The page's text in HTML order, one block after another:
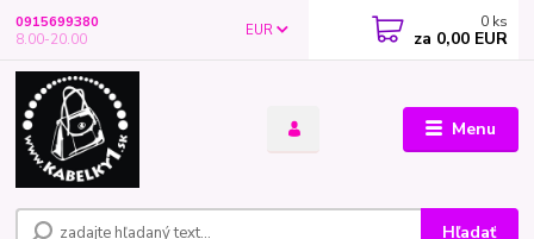
Menu
EUR
Hľadať
0915699380
8.00-20.00
0 ks
za 0,00 EUR